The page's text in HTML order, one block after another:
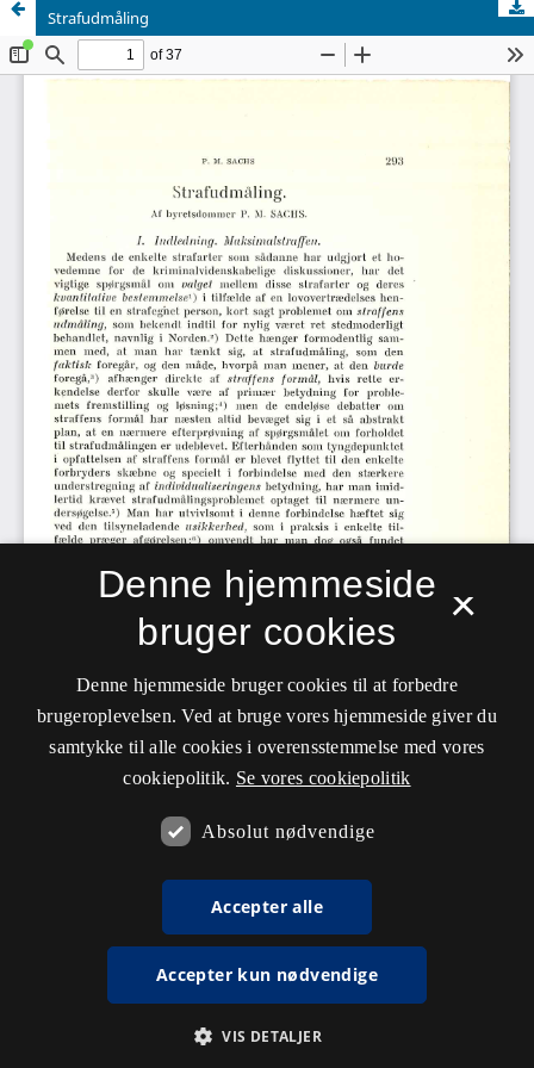
Strafudmåling
×
Denne hjemmeside
bruger cookies
Denne hjemmeside bruger cookies til at forbedre
brugeroplevelsen. Ved at bruge vores hjemmeside giver du
samtykke til alle cookies i overensstemmelse med vores
cookiepolitik. Se vores cookiepolitik
Absolut nødvendige
Accepter alle
Accepter kun nødvendige
VIS DETALJER